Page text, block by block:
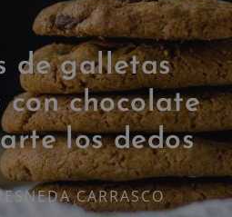
de galletas
con chocolate
los dedos
CARRASCO